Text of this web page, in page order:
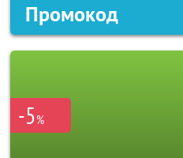
Промокод
-5%